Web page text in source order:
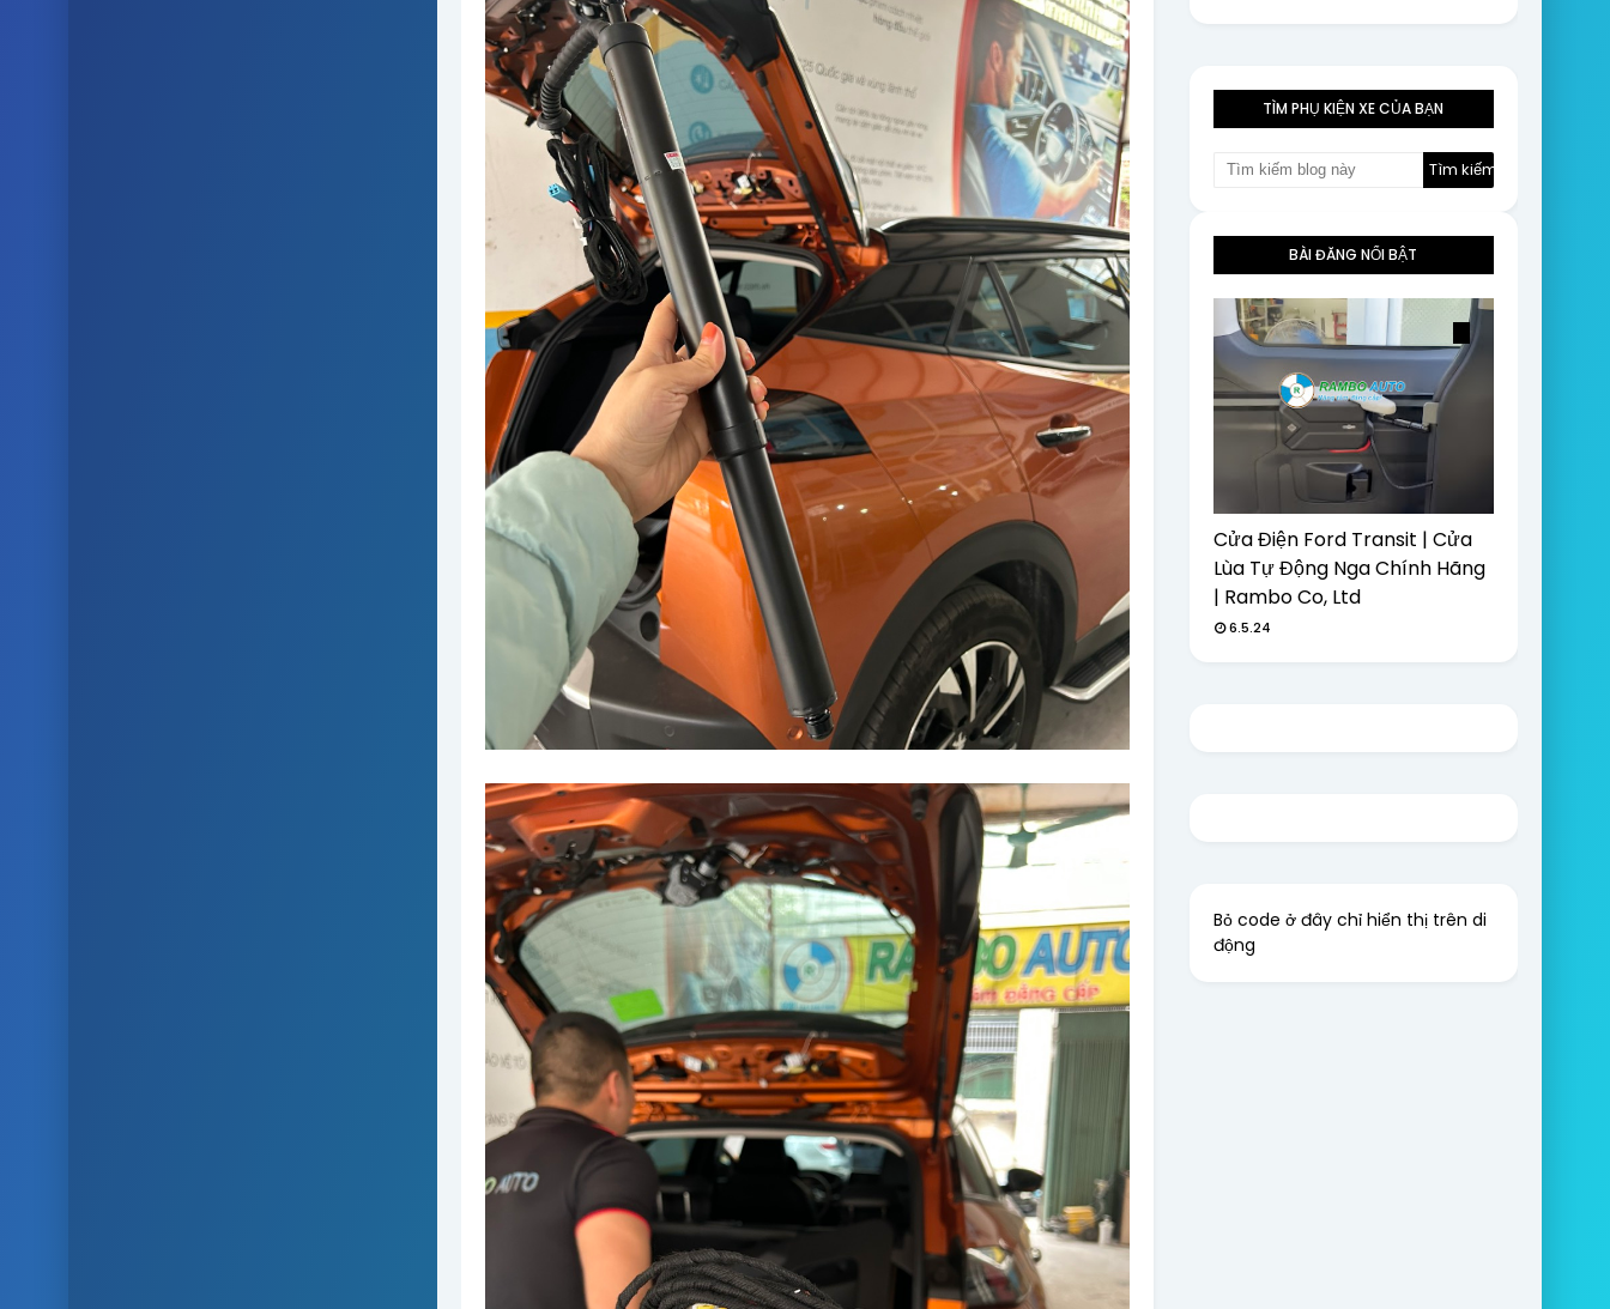
TÌM PHỤ KIỆN XE CỦA BẠN
BÀI ĐĂNG NỔI BẬT
Cửa Điện Ford Transit | Cửa
Lùa Tự Động Nga Chính Hãng
| Rambo Co, Ltd
6.5.24
Bỏ code ở đây chỉ hiển thị trên di
động